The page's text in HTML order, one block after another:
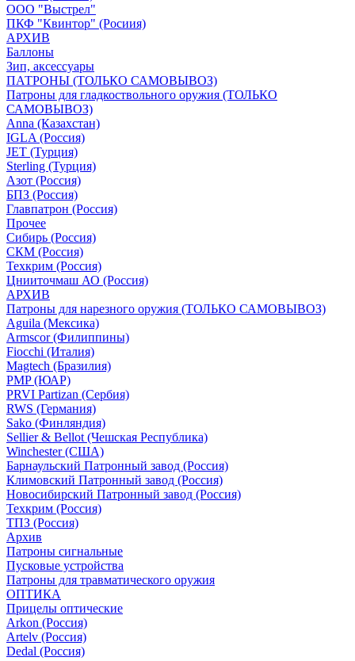
ООО "Выстрел"
ПКФ "Квинтор" (Росиия)
АРХИВ
Баллоны
Зип, аксессуары
ПАТРОНЫ (ТОЛЬКО САМОВЫВОЗ)
Патроны для гладкоствольного оружия (ТОЛЬКО
САМОВЫВОЗ)
Anna (Казахстан)
IGLA (Россия)
JET (Турция)
Sterling (Турция)
Азот (Россия)
БПЗ (Россия)
Главпатрон (Россия)
Прочее
Сибирь (Россия)
СКМ (Россия)
Техкрим (Россия)
Цнииточмаш АО (Россия)
АРХИВ
Патроны для нарезного оружия (ТОЛЬКО САМОВЫВОЗ)
Aguila (Мексика)
Armscor (Филиппины)
Fiocchi (Италия)
Magtech (Бразилия)
PMP (ЮАР)
PRVI Partizan (Сербия)
RWS (Германия)
Sako (Финляндия)
Sellier & Bellot (Чешская Республика)
Winchester (США)
Барнаульский Патронный завод (Россия)
Климовский Патронный завод (Россия)
Новосибирский Патронный завод (Россия)
Техкрим (Россия)
ТПЗ (Россия)
Архив
Патроны сигнальные
Пусковые устройства
Патроны для травматического оружия
ОПТИКА
Прицелы оптические
Arkon (Россия)
Artelv (Россия)
Dedal (Россия)